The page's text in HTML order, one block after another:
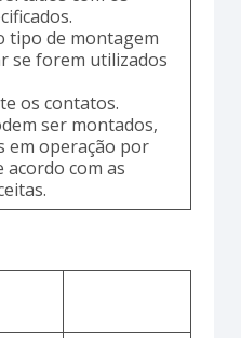
tipo de montagem
se forem utilizados
os contatos.
ser montados,
em operação por
acordo com as